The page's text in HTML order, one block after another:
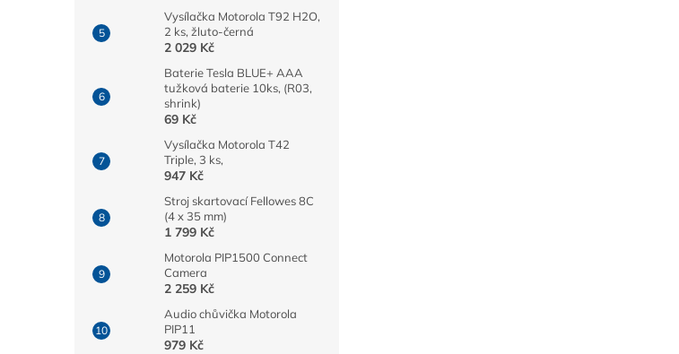
Vysílačka Motorola T92 H2O,
2 ks, žluto-černá
2 029 Kč
Baterie Tesla BLUE+ AAA
tužková baterie 10ks, (R03,
shrink)
69 Kč
Vysílačka Motorola T42
Triple, 3 ks,
947 Kč
Stroj skartovací Fellowes 8C
(4 x 35 mm)
1 799 Kč
Motorola PIP1500 Connect
Camera
2 259 Kč
Audio chůvička Motorola
PIP11
979 Kč